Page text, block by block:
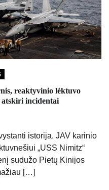
reaktyvinio lėktuvo
incidentai
istorija. JAV karinio
„USS Nimitz“
sudužo Pietų Kinijos
[…]